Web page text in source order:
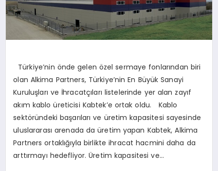
Türkiye’nin önde gelen özel sermaye fonlarından biri
olan Alkima Partners, Türkiye’nin En Büyük Sanayi
Kuruluşları ve İhracatçıları listelerinde yer alan zayıf
akım kablo üreticisi Kabtek’e ortak oldu. Kablo
sektöründeki başarıları ve üretim kapasitesi sayesinde
uluslararası arenada da üretim yapan Kabtek, Alkima
Partners ortaklığıyla birlikte ihracat hacmini daha da
arttırmayı hedefliyor. Üretim kapasitesi ve…